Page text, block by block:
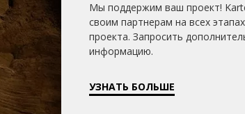
Мы поддержим ваш проект!
своим партнерам на всех
проекта. Запросить
информацию.
УЗНАТЬ БОЛЬШЕ